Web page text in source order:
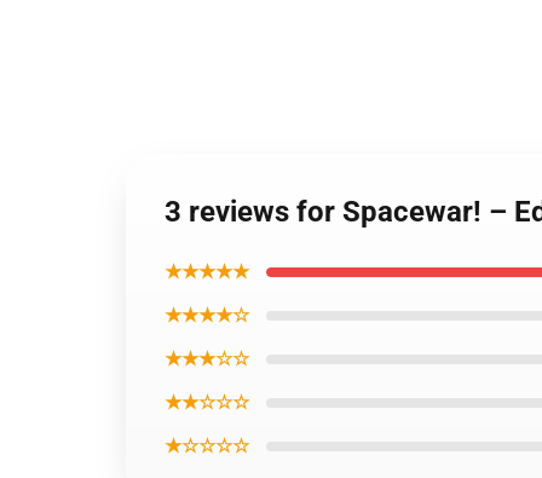
3 reviews for Spacewar! –
★★★★★
★★★★☆
★★★☆☆
★★☆☆☆
★☆☆☆☆